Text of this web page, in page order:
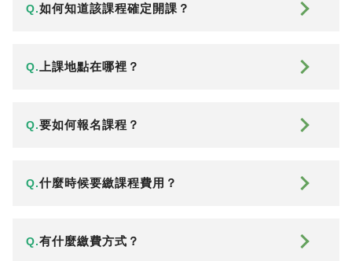
Q.如何知道該課程確定開課？
Q. 上課地點在哪裡？
Q.要如何報名課程？
Q.什麼時候要繳課程費用？
Q.有什麼繳費方式？